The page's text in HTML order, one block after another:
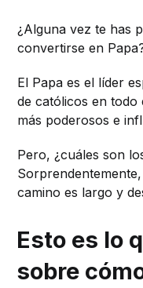
¿Alguna vez te has
convertirse en
El Papa es el líder
de católicos en todo
más poderosos e
Pero, ¿cuáles son
camino es largo y
Esto es lo
sobre